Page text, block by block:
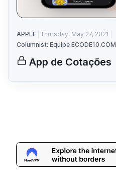
APPLE Thursday, May 27, 2021
Columnist: Equipe ECODE10.COM
App de Cotações